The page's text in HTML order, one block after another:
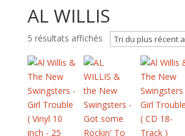
AL WILLIS
5 résultats affichésTrié
plus
récent
au
plus
ancien